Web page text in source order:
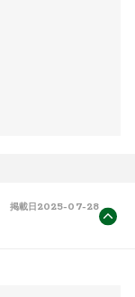
掲載日 2025-07-28